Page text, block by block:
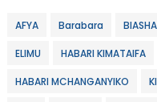
AFYA Barabara
ELIMU HABARI KIMATAIFA
HABARI MCHANGANYIKO